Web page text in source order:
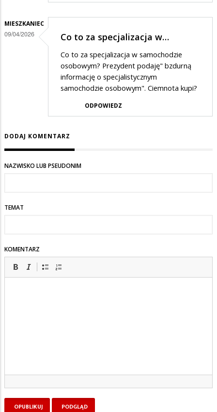
MIESZKANIEC
09/04/2026 Co to za specjalizacja w…
Co to za specjalizacja w samochodzie
osobowym? Prezydent podaję" bzdurną
informację o specjalistycznym
samochodzie osobowym". Ciemnota kupi?
ODPOWIEDZ
DODAJ KOMENTARZ
NAZWISKO LUB PSEUDONIM
TEMAT
KOMENTARZ